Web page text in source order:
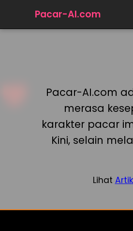
Pacar-AI.com
Pacar-AI.com
merasa
karakter pacar
Kini, selain
Lihat